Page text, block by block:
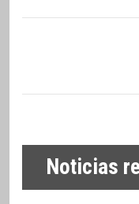
Noticias